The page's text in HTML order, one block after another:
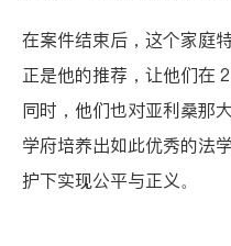
在案件结束后，这个家庭
正是他的推荐，让他们在
同时，他们也对亚利桑那
学府培养出如此优秀的法
护下实现公平与正义。